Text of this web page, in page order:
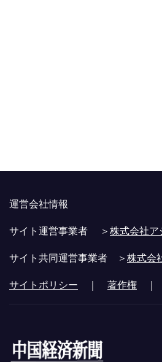
運営会社情報
サイト運営事業者 ＞株式会社
サイト共同運営事業者 ＞株式会
サイトポリシー ｜ 著作権 ｜